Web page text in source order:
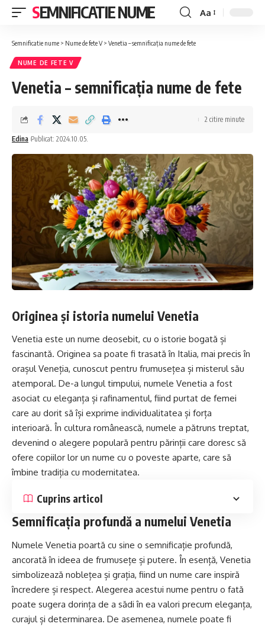
SEMNIFICATIE NUME
Font
Aa
Semnificatie nume > Nume de fete V> Venetia – semnificația nume de fete
NUME DE FETE V
Venetia – semnificația nume de fete
Edina Publicat: 2024.10.05.
2 citire minute
Originea și istoria numelui Venetia
Venetia este un nume deosebit, cu o istorie bogată și
fascinantă. Originea sa poate fi trasată în Italia, mai precis în
orașul Veneția, cunoscut pentru frumusețea și misterul său
atemporal. De-a lungul timpului, numele Venetia a fost
asociat cu eleganța și rafinamentul, fiind purtat de femei
care au dorit să își exprime individualitatea și forța
interioară. În cultura românească, numele a pătruns treptat,
devenind o alegere populară pentru părinții care doresc să
ofere copiilor lor un nume cu o poveste aparte, care să
îmbine tradiția cu modernitatea.
Cuprins articol
Semnificația profundă a numelui Venetia
Numele Venetia poartă cu sine o semnificație profundă,
ancorată în ideea de frumusețe și putere. În esență, Venetia
simbolizează noblețea și grația, fiind un nume care inspiră
încredere și respect. Alegerea acestui nume pentru o fată
poate sugera dorința de a sădi în ea valori precum eleganța,
curajul și determinarea. De asemenea, numele poate fi